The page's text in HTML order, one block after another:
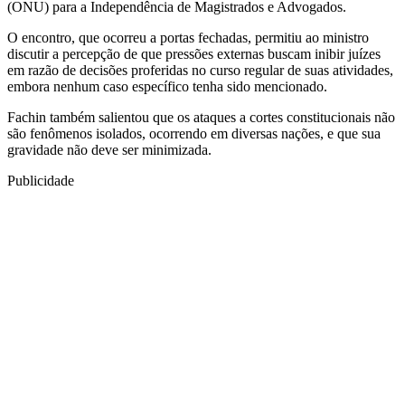
(ONU) para a Independência de Magistrados e Advogados.
O encontro, que ocorreu a portas fechadas, permitiu ao ministro
discutir a percepção de que pressões externas buscam inibir juízes
em razão de decisões proferidas no curso regular de suas atividades,
embora nenhum caso específico tenha sido mencionado.
Fachin também salientou que os ataques a cortes constitucionais não
são fenômenos isolados, ocorrendo em diversas nações, e que sua
gravidade não deve ser minimizada.
Publicidade